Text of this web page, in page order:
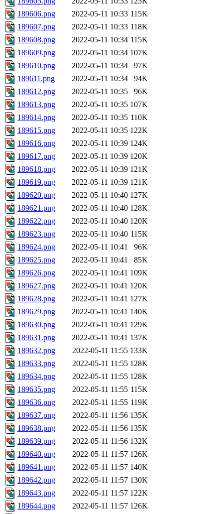
189606.png
2022-05-11 10:33 115K
189607.png
2022-05-11 10:33 118K
189608.png
2022-05-11 10:34 115K
189609.png
2022-05-11 10:34 107K
189610.png
2022-05-11 10:34
97K
189611.png
2022-05-11 10:34
94K
189612.png
2022-05-11 10:35
96K
189613.png
2022-05-11 10:35 107K
189614.png
2022-05-11 10:35 110K
189615.png
2022-05-11 10:35 122K
189616.png
2022-05-11 10:39 124K
189617.png
2022-05-11 10:39 120K
189618.png
2022-05-11 10:39 121K
189619.png
2022-05-11 10:39 121K
189620.png
2022-05-11 10:40 127K
189621.png
2022-05-11 10:40 128K
189622.png
2022-05-11 10:40 120K
189623.png
2022-05-11 10:40 115K
189624.png
2022-05-11 10:41
96K
189625.png
2022-05-11 10:41
85K
189626.png
2022-05-11 10:41 109K
189627.png
2022-05-11 10:41 120K
189628.png
2022-05-11 10:41 127K
189629.png
2022-05-11 10:41 140K
189630.png
2022-05-11 10:41 129K
189631.png
2022-05-11 10:41 137K
189632.png
2022-05-11 11:55 133K
189633.png
2022-05-11 11:55 128K
189634.png
2022-05-11 11:55 128K
189635.png
2022-05-11 11:55 115K
189636.png
2022-05-11 11:55 119K
189637.png
2022-05-11 11:56 135K
189638.png
2022-05-11 11:56 135K
189639.png
2022-05-11 11:56 132K
189640.png
2022-05-11 11:57 126K
189641.png
2022-05-11 11:57 140K
189642.png
2022-05-11 11:57 130K
189643.png
2022-05-11 11:57 122K
189644.png
2022-05-11 11:57 126K